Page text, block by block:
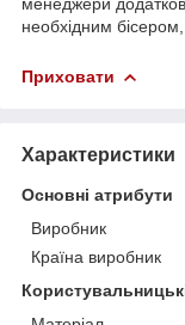
необхідним
Приховати
Характеристики
Основні атрибути
Виробник
Країна виробник